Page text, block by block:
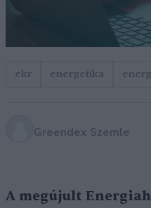
ekr energetika
Greendex Szemle
A megújult